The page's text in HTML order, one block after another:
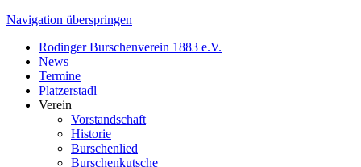
Navigation überspringen
Rodinger Burschenverein 1883 e.V.
News
Termine
Platzerstadl
Verein
Vorstandschaft
Historie
Burschenlied
Burschenkutsche